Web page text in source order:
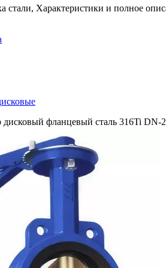
стали, Характеристики и полное
дисковый фланцевый сталь 316Ti DN-